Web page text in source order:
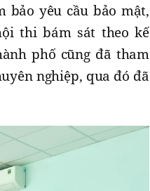
bảo yêu cầu bảo mật,
thi bám sát theo kế
phố cũng đã tham
nghiệp, qua đó đã